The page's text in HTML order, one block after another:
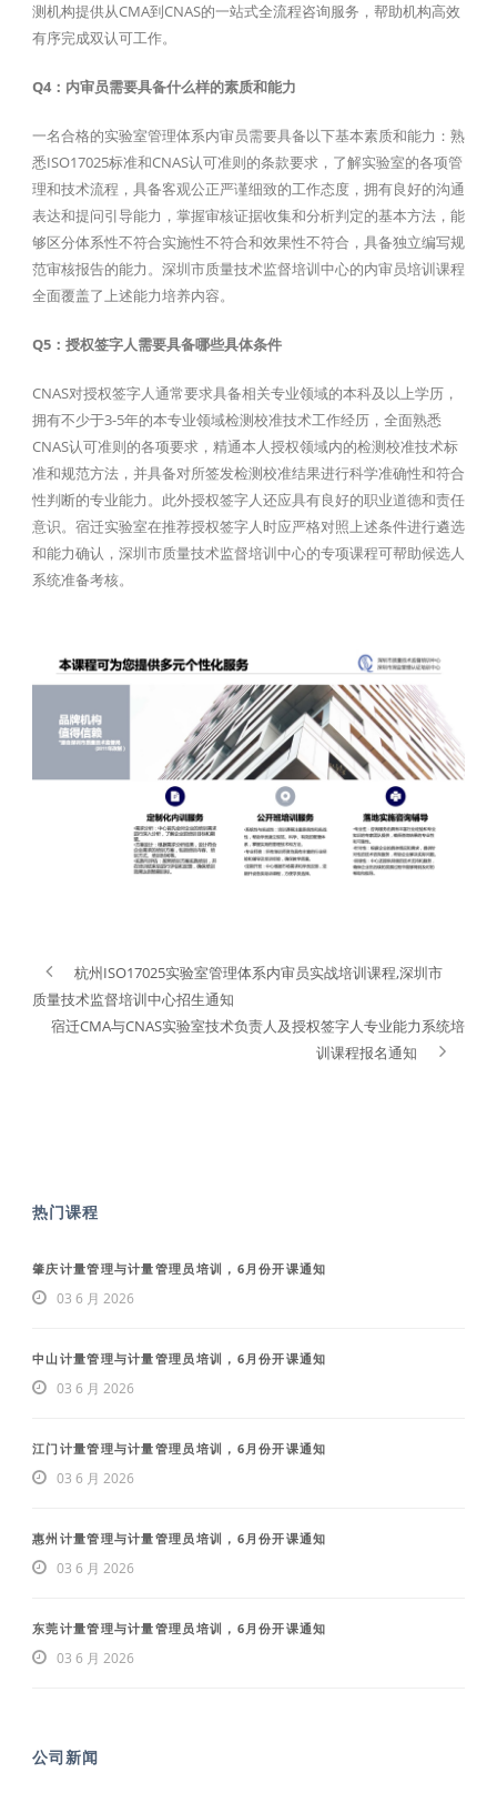
测机构提供从CMA到CNAS的一站式全流程咨询服务，帮助机构高效
有序完成双认可工作。
Q4：内审员需要具备什么样的素质和能力
一名合格的实验室管理体系内审员需要具备以下基本素质和能力：熟
悉ISO17025标准和CNAS认可准则的条款要求，了解实验室的各项管
理和技术流程，具备客观公正严谨细致的工作态度，拥有良好的沟通
表达和提问引导能力，掌握审核证据收集和分析判定的基本方法，能
够区分体系性不符合实施性不符合和效果性不符合，具备独立编写规
范审核报告的能力。深圳市质量技术监督培训中心的内审员培训课程
全面覆盖了上述能力培养内容。
Q5：授权签字人需要具备哪些具体条件
CNAS对授权签字人通常要求具备相关专业领域的本科及以上学历，
拥有不少于3-5年的本专业领域检测校准技术工作经历，全面熟悉
CNAS认可准则的各项要求，精通本人授权领域内的检测校准技术标
准和规范方法，并具备对所签发检测校准结果进行科学准确性和符合
性判断的专业能力。此外授权签字人还应具有良好的职业道德和责任
意识。宿迁实验室在推荐授权签字人时应严格对照上述条件进行遴选
和能力确认，深圳市质量技术监督培训中心的专项课程可帮助候选人
系统准备考核。
杭州ISO17025实验室管理体系内审员实战培训课程,深圳市
质量技术监督培训中心招生通知
宿迁CMA与CNAS实验室技术负责人及授权签字人专业能力系统培
训课程报名通知
热门课程
肇庆计量管理与计量管理员培训，6月份开课通知
03 6 月 2026
中山计量管理与计量管理员培训，6月份开课通知
03 6 月 2026
江门计量管理与计量管理员培训，6月份开课通知
03 6 月 2026
惠州计量管理与计量管理员培训，6月份开课通知
03 6 月 2026
东莞计量管理与计量管理员培训，6月份开课通知
03 6 月 2026
公司新闻